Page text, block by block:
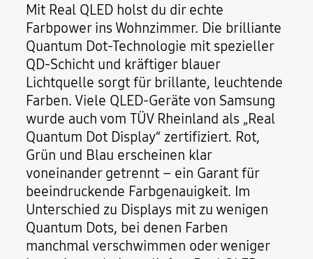
Mit Real QLED holst du dir echte
Farbpower ins Wohnzimmer. Die brilliante
Quantum Dot-Technologie mit spezieller
QD-Schicht und kräftiger blauer
Lichtquelle sorgt für brillante, leuchtende
Farben. Viele QLED-Geräte von Samsung
wurde auch vom TÜV Rheinland als „Real
Quantum Dot Display“ zertifiziert. Rot,
Grün und Blau erscheinen klar
voneinander getrennt – ein Garant für
beeindruckende Farbgenauigkeit. Im
Unterschied zu Displays mit zu wenigen
Quantum Dots, bei denen Farben
manchmal verschwimmen oder weniger